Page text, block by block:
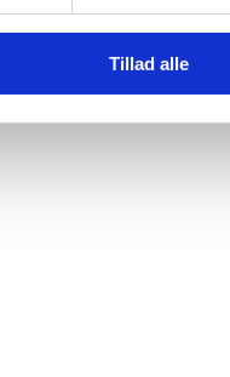
Tillad alle